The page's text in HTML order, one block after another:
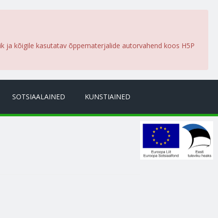
ja kõigile kasutatav õppematerjalide autorvahend koos H5P
SOTSIAALAINED KUNSTIAINED